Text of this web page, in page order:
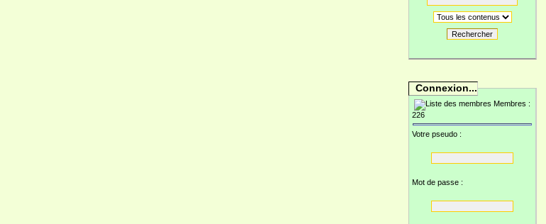
Rechercher
Connexion...
Membres :
226
Votre pseudo :
Mot de passe :